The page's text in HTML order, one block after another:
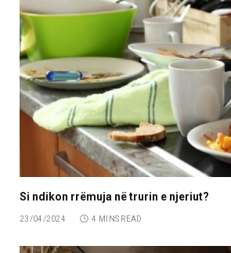
Si ndikon rrëmuja në trurin e njeriut?
23/04/2024 4 MINS READ